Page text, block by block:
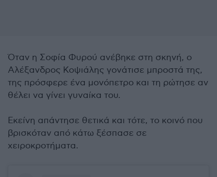
Όταν η Σοφία Φυρού ανέβηκε στη σκηνή, ο
Αλέξανδρος Κοψιάλης γονάτισε μπροστά της,
της πρόσφερε ένα μονόπετρο και τη ρώτησε αν
θέλει να γίνει γυναίκα του.
Εκείνη απάντησε θετικά και τότε, το κοινό που
βρισκόταν από κάτω ξέσπασε σε
χειροκροτήματα.